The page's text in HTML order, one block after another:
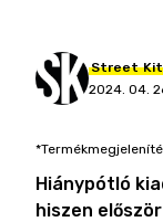
Street
2024. 04.
Hiánypótló
hiszen